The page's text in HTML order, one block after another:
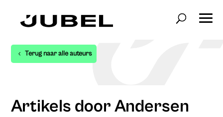
Terug naar alle auteurs
Artikels door Andersen